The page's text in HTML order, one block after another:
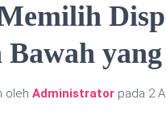
Bawah
oleh Administrator pada 2